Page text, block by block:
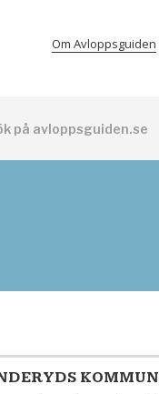
Om Avloppsguiden
KOMMUN